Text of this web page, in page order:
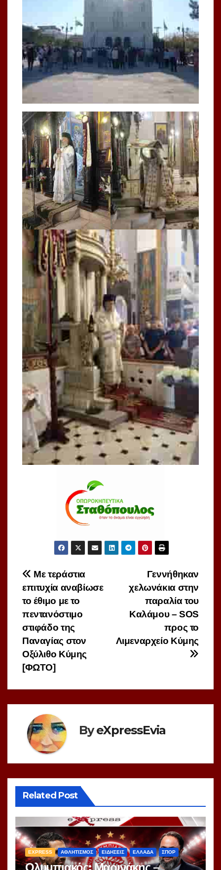
Πλοήγηση
άρθρων
Γεννήθηκαν
χελωνάκια στην
παραλία του
Καλάμου – SOS
προς το
Λιμεναρχείο Κύμης
Με τεράστια
επιτυχία αναβίωσε
το έθιμο με το
πεντανόστιμο
στιφάδο της
Παναγίας στον
Οξύλιθο Κύμης
[ΦΩΤΟ]
ByeXpressEvia
Related Post
EXPRESS ΑΘΛΗΤΙΣΜΟΣ ΕΙΔΗΣΕΙΣ ΕΛΛΑΔΑ ΣΠΟΡ